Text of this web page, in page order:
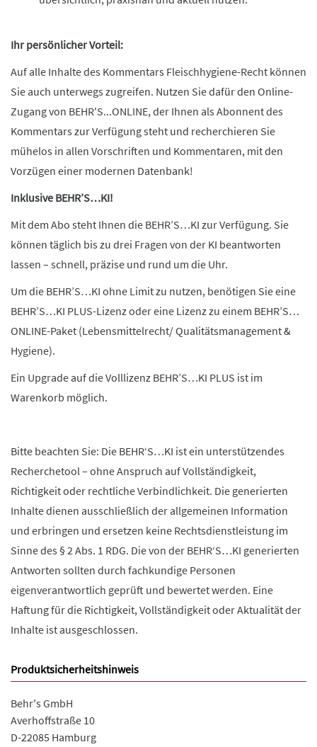
Ihr persönlicher Vorteil:
Auf alle Inhalte des Kommentars Fleischhygiene-Recht können
Sie auch unterwegs zugreifen. Nutzen Sie dafür den Online-
Zugang von BEHR'S...ONLINE, der Ihnen als Abonnent des
Kommentars zur Verfügung steht und recherchieren Sie
mühelos in allen Vorschriften und Kommentaren, mit den
Vorzügen einer modernen Datenbank!
Inklusive BEHR’S…KI!
Mit dem Abo steht Ihnen die BEHR’S…KI zur Verfügung. Sie
können täglich bis zu drei Fragen von der KI beantworten
lassen – schnell, präzise und rund um die Uhr.
Um die BEHR’S…KI ohne Limit zu nutzen, benötigen Sie eine
BEHR’S…KI PLUS-Lizenz oder eine Lizenz zu einem BEHR’S…
ONLINE-Paket (Lebensmittelrecht/ Qualitätsmanagement &
Hygiene).
Ein Upgrade auf die Volllizenz BEHR’S…KI PLUS ist im
Warenkorb möglich.
Bitte beachten Sie: Die BEHR‘S…KI ist ein unterstützendes
Recherchetool – ohne Anspruch auf Vollständigkeit,
Richtigkeit oder rechtliche Verbindlichkeit. Die generierten
Inhalte dienen ausschließlich der allgemeinen Information
und erbringen und ersetzen keine Rechtsdienstleistung im
Sinne des § 2 Abs. 1 RDG. Die von der BEHR‘S…KI generierten
Antworten sollten durch fachkundige Personen
eigenverantwortlich geprüft und bewertet werden. Eine
Haftung für die Richtigkeit, Vollständigkeit oder Aktualität der
Inhalte ist ausgeschlossen.
Produktsicherheitshinweis
Behr's GmbH
Averhoffstraße 10
D-22085 Hamburg